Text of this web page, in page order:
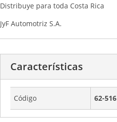
Distribuye para toda Costa Rica
JyF Automotriz S.A.
Características
Código 62-516